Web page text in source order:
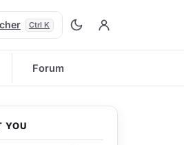
Ctrl K
Forum
YOU